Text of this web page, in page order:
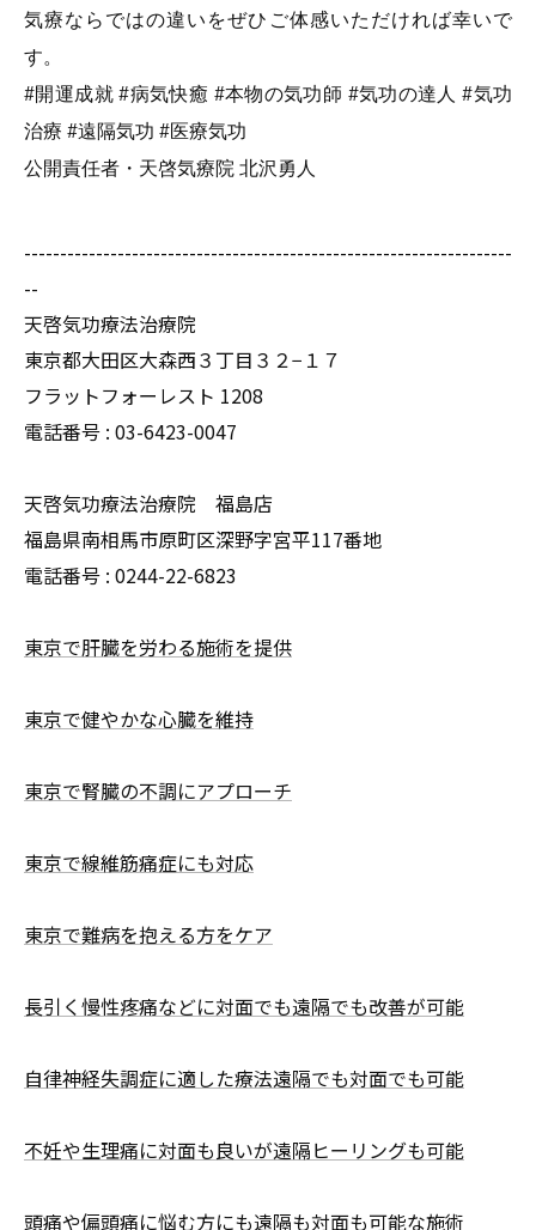
気療ならではの違いをぜひご体感いただければ幸いで
す。
#開運成就 #病気快癒 #本物の気功師 #気功の達人 #気功
治療 #遠隔気功 #医療気功
公開責任者・天啓気療院 北沢勇人
--------------------------------------------------------------------
--
天啓気功療法治療院
東京都大田区大森西３丁目３２−１７
フラットフォーレスト 1208
電話番号 : 03-6423-0047
天啓気功療法治療院 福島店
福島県南相馬市原町区深野字宮平117番地
電話番号 : 0244-22-6823
東京で肝臓を労わる施術を提供
東京で健やかな心臓を維持
東京で腎臓の不調にアプローチ
東京で線維筋痛症にも対応
東京で難病を抱える方をケア
長引く慢性疼痛などに対面でも遠隔でも改善が可能
自律神経失調症に適した療法遠隔でも対面でも可能
不妊や生理痛に対面も良いが遠隔ヒーリングも可能
頭痛や偏頭痛に悩む方にも遠隔も対面も可能な施術